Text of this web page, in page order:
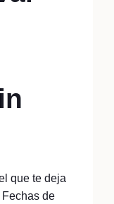
que te deja
de